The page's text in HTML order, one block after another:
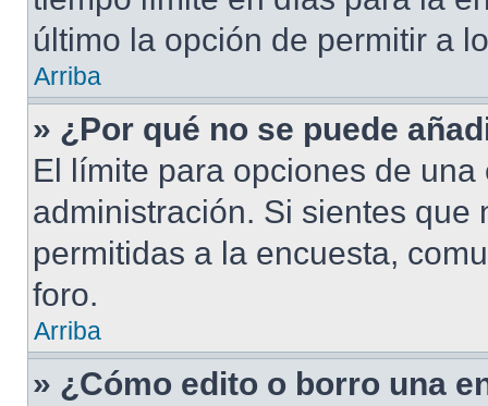
último la opción de permitir a
Arriba
» ¿Por qué no se puede
El límite para opciones de
administración. Si sientes
permitidas a la encuesta,
foro.
Arriba
» ¿Cómo edito o borro una